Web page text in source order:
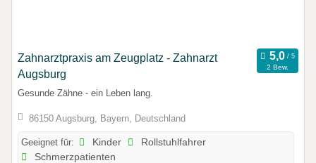
Zahnarztpraxis am Zeugplatz - Zahnarzt
Augsburg
2 Bew.
Gesunde Zähne - ein Leben lang.
86150 Augsburg, Bayern, Deutschland
Geeignet für: Kinder
Rollstuhlfahrer
Schmerzpatienten